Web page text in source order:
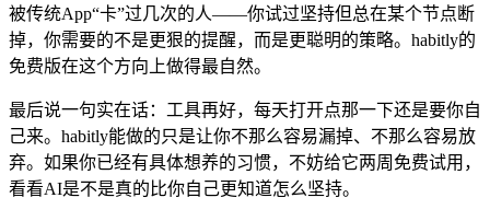
被传统App“卡”过几次的人——你试过坚持但总在某个节点断
掉，你需要的不是更狠的提醒，而是更聪明的策略。habitly的
免费版在这个方向上做得最自然。
最后说一句实在话：工具再好，每天打开点那一下还是要你自
己来。habitly能做的只是让你不那么容易漏掉、不那么容易放
弃。如果你已经有具体想养的习惯，不妨给它两周免费试用，
看看AI是不是真的比你自己更知道怎么坚持。